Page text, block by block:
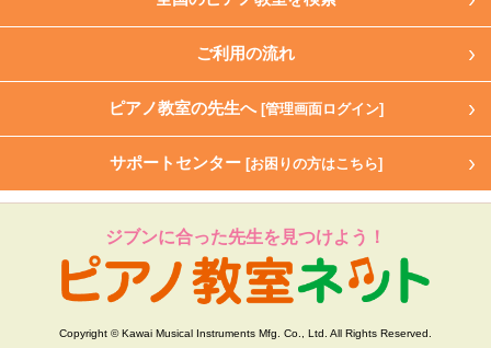
ご利用の流れ
ピアノ教室の先生へ [管理画面ログイン]
サポートセンター [お困りの方はこちら]
ジブンに合った先生を見つけよう！
Copyright © Kawai Musical Instruments Mfg. Co., Ltd. All Rights Reserved.